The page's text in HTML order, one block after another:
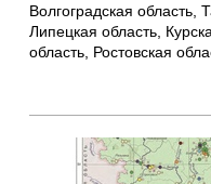
Волгоградская область,
Липецкая область,
область, Ростовская